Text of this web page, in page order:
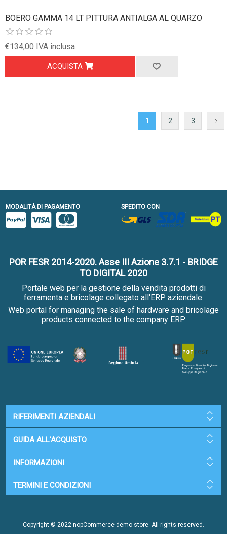
BOERO GAMMA 14 LT PITTURA ANTIALGA AL QUARZO
€134,00 IVA inclusa
ACQUISTA
1 2 3
MODALITÀ DI PAGAMENTO SPEDITO CON
POR FESR 2014-2020. Asse III Azione 3.7.1 - BRIDGE
TO DIGITAL 2020
Portale web per la gestione della vendita prodotti di
ferramenta e bricolage collegato all'ERP aziendale.
Web portal for managing the sale of hardware and bricolage
products connected to the company ERP
RIFERIMENTI AZIENDALI
GUIDA ALL'ACQUISTO
INFORMAZIONI
TERMINI E CONDIZIONI
Copyright © 2022 nopCommerce demo store. All rights reserved.